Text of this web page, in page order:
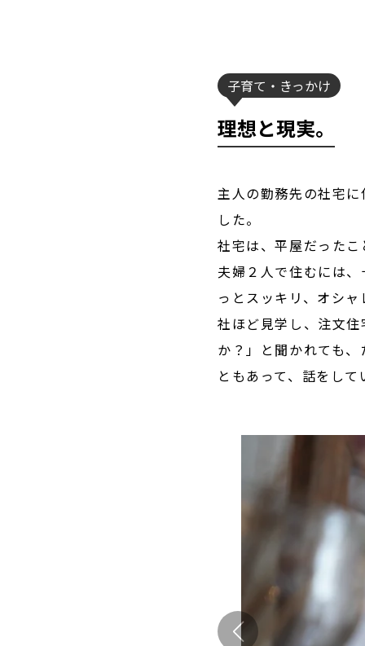
子育て きっかけ
理想と現実。
主人の勤務先の社宅
した。
社宅は、平屋だった
夫婦２人で住むには
っとスッキリ、オシ
社ほど見学し、注文
か？」と聞かれても
ともあって、話をし